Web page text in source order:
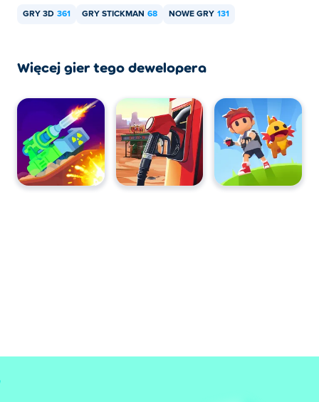
stacjonarnych?
urządzeniach mobilnych, takich jak telefony i tablety.
GRY 3D 361 GRY STICKMAN 68 NOWE GRY 131
Więcej gier tego dewelopera